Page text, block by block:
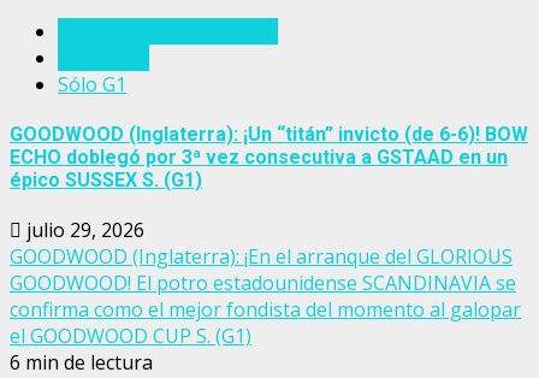
Sólo G1
GOODWOOD (Inglaterra): ¡Un “titán” invicto (de 6-6)! BOW
ECHO doblegó por 3ª vez consecutiva a GSTAAD en un
épico SUSSEX S. (G1)
julio 29, 2026
GOODWOOD (Inglaterra): ¡En el arranque del GLORIOUS
GOODWOOD! El potro estadounidense SCANDINAVIA se
confirma como el mejor fondista del momento al galopar
el GOODWOOD CUP S. (G1)
6 min de lectura